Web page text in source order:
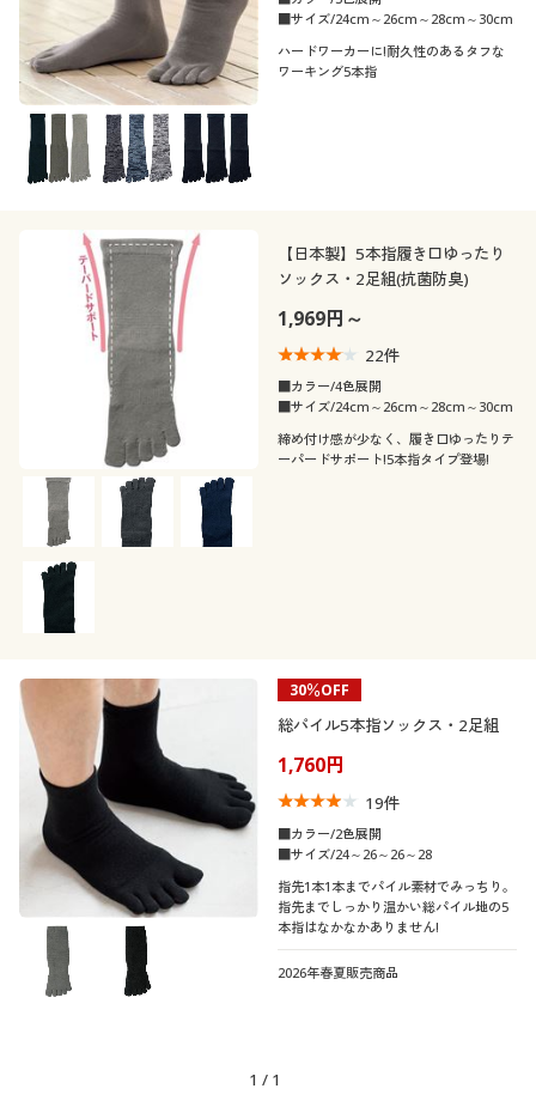
■サイズ/24cm～26cm～28cm～30cm
ハードワーカーに!耐久性のあるタフな
ワーキング5本指
【日本製】5本指履き口ゆったり
ソックス・2足組(抗菌防臭)
1,969円～
22件
■カラー/4色展開
■サイズ/24cm～26cm～28cm～30cm
締め付け感が少なく、履き口ゆったりテ
ーパードサポート!5本指タイプ登場!
30％OFF
総パイル5本指ソックス・2足組
1,760円
19件
■カラー/2色展開
■サイズ/24～26～26～28
指先1本1本までパイル素材でみっちり。
指先までしっかり温かい総パイル地の5
本指はなかなかありません!
2026年春夏販売商品
1 / 1